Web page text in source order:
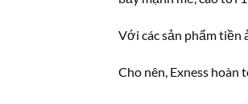
Với các sản phẩm tiền
Cho nên, Exness hoàn